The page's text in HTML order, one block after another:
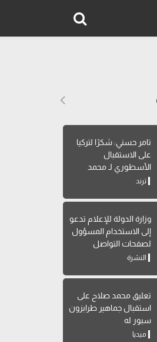
تامر حسني: شكرًا لتركيا
على الاستقبال
الأسطوري لـ محمد
صلاح
ترند
وزارة الدولة للإعلام تدعو
إلى الاستخدام المسؤول
لصفحات التواصل
الاجتماعي
النشرة
تعليق محمد صلاح على
استقبال جماهير طرابزون
سبور له
ميديا